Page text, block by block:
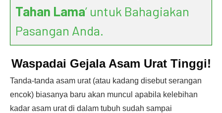
Tahan Lama’ untuk Bahagiakan
Pasangan Anda.
Waspadai Gejala Asam Urat Tinggi!
Tanda-tanda asam urat (atau kadang disebut serangan
encok) biasanya baru akan muncul apabila kelebihan
kadar asam urat di dalam tubuh sudah sampai